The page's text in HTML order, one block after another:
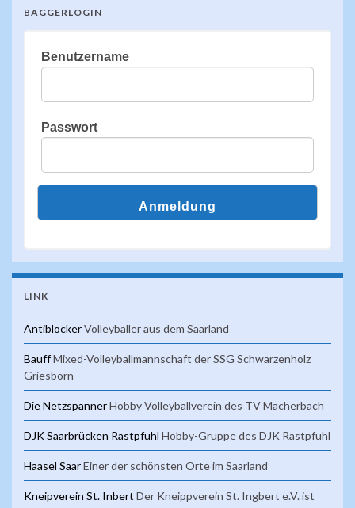
BAGGERLOGIN
Benutzername
Passwort
LINK
AntiblockerVolleyballer aus dem Saarland
BauffMixed-Volleyballmannschaft der SSG Schwarzenholz
Griesborn
Die NetzspannerHobby Volleyballverein des TV Macherbach
DJK Saarbrücken Rastpfuhl Hobby-Gruppe des DJK Rastpfuhl
Haasel SaarEiner der schönsten Orte im Saarland
Kneipverein St. Inbert Der Kneippverein St. Ingbert e.V. ist